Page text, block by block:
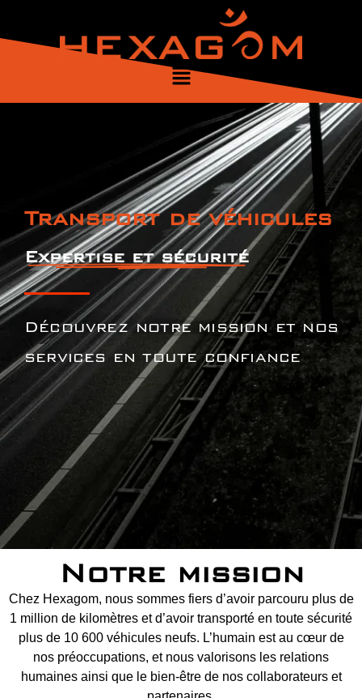
Transport de véhicules
Expertise et sécurité
Découvrez notre mission et nos
services en toute confiance
Notre mission
Chez Hexagom, nous sommes fiers d’avoir parcouru plus de
1 million de kilomètres et d’avoir transporté en toute sécurité
plus de 10 600 véhicules neufs. L’humain est au cœur de
nos préoccupations, et nous valorisons les relations
humaines ainsi que le bien-être de nos collaborateurs et